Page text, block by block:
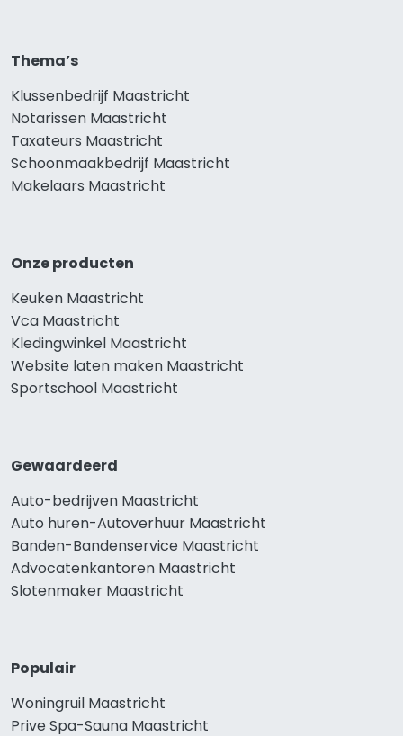
Thema’s
Klussenbedrijf Maastricht
Notarissen Maastricht
Taxateurs Maastricht
Schoonmaakbedrijf Maastricht
Makelaars Maastricht
Onze producten
Keuken Maastricht
Vca Maastricht
Kledingwinkel Maastricht
Website laten maken Maastricht
Sportschool Maastricht
Gewaardeerd
Auto-bedrijven Maastricht
Auto huren-Autoverhuur Maastricht
Banden-Bandenservice Maastricht
Advocatenkantoren Maastricht
Slotenmaker Maastricht
Populair
Woningruil Maastricht
Prive Spa-Sauna Maastricht